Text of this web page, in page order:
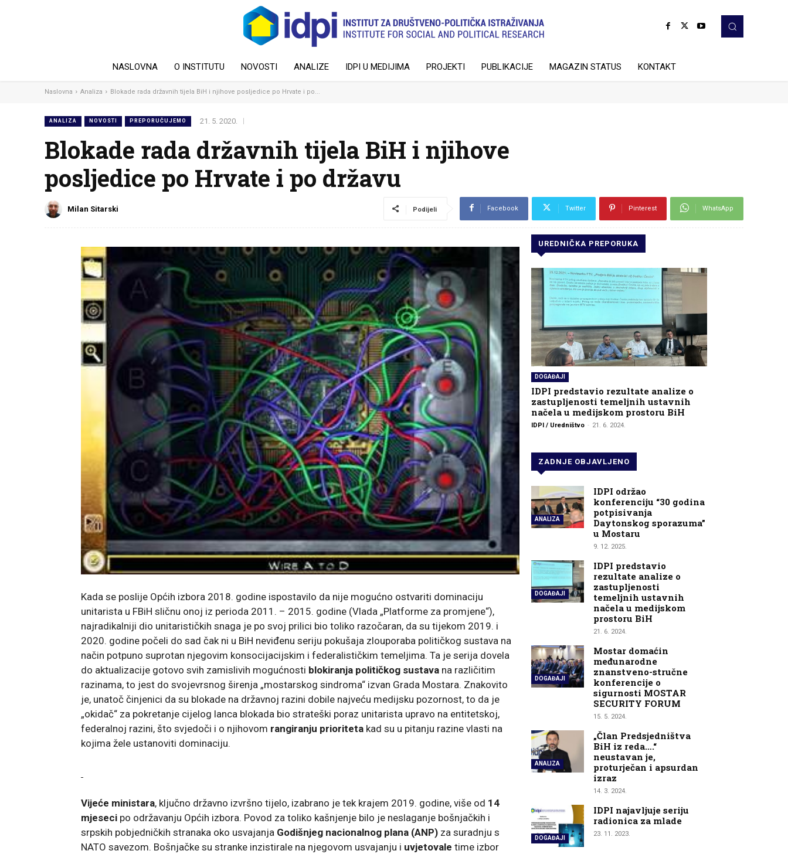
NASLOVNA O INSTITUTU NOVOSTI ANALIZE IDPI U MEDIJIMA PROJEKTI PUBLIKACIJE MAGAZIN STATUS KONTAKT
Naslovna Analiza Blokade rada državnih tijela BiH i njihove posljedice po Hrvate i po...
ANALIZA NOVOSTI PREPORUČUJEMO 21. 5. 2020.
Blokade rada državnih tijela BiH i njihove
posljedice po Hrvate i po državu
Milan Sitarski Podijeli Facebook Twitter Pinterest WhatsApp
Kada se poslije Općih izbora 2018. godine ispostavilo da nije mogućno ostvariti dominaciju
unitarista u FBiH sličnu onoj iz perioda 2011. – 2015. godine (Vlada „Platforme za promjene“),
najradikalniji dio unitarističkih snaga je po svoj prilici bio toliko razočaran, da su tijekom 2019. i
2020. godine počeli do sad čak ni u BiH neviđenu seriju pokušaja zlouporaba političkog sustava na
način potpuno suprotan njegovim konsocijacijskim i federalističkim temeljima. Ta je serija dovela
do aktualizacije gotovo svih zamislivih mogućnosti blokiranja političkog sustava na različitim
razinama, to jest do svojevrsnog širenja „mostarskog sindroma“ izvan Grada Mostara. Znakovito
je, unatoč činjenici da su blokade na državnoj razini dobile najveću medijsku pozornost, to da je
„okidač“ za pokretanje cijelog lanca blokada bio strateški poraz unitarista upravo na entitetskoj,
federalnoj razini, što svjedoči i o njihovom rangiranju prioriteta kad su u pitanju razine vlasti na
kojima žele ustanoviti dominaciju.
Vijeće ministara, ključno državno izvršno tijelo, izabrano je tek krajem 2019. godine, više od 14
mjeseci po održavanju Općih izbora. Povod za toliko kašnjenje bilo je neslaganje bošnjačkih i
srpskih pobjedničkih stranaka oko usvajanja Godišnjeg nacionalnog plana (ANP) za suradnju s
NATO savezom. Bošnjačke su stranke inzistirale na njegovom usvajanju i uvjetovale time izbor
UREDNIČKA PREPORUKA
DOGAĐAJI
IDPI predstavio rezultate analize o
zastupljenosti temeljnih ustavnih
načela u medijskom prostoru BiH
IDPI / Uredništvo - 21. 6. 2024.
ZADNJE OBJAVLJENO
ANALIZA
IDPI održao
konferenciju “30 godina
potpisivanja
Daytonskog sporazuma”
u Mostaru
9. 12. 2025.
DOGAĐAJI
IDPI predstavio
rezultate analize o
zastupljenosti
temeljnih ustavnih
načela u medijskom
prostoru BiH
21. 6. 2024.
DOGAĐAJI
Mostar domaćin
međunarodne
znanstveno-stručne
konferencije o
sigurnosti MOSTAR
SECURITY FORUM
15. 5. 2024.
ANALIZA
„Član Predsjedništva
BiH iz reda….“
neustavan je,
proturječan i apsurdan
izraz
14. 3. 2024.
DOGAĐAJI
IDPI najavljuje seriju
radionica za mlade
23. 11. 2023.